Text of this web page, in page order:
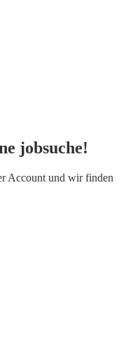
jobsuche!
Account und wir finden